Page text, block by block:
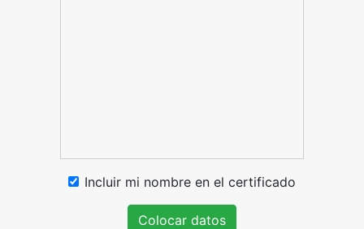
Incluir mi nombre en el certificado
Colocar datos